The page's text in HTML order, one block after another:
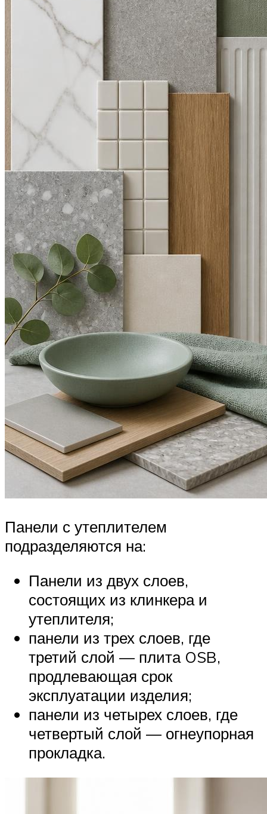
Панели с утеплителем
подразделяются на:
Панели из двух слоев,
состоящих из клинкера и
утеплителя;
панели из трех слоев, где
третий слой — плита OSB,
продлевающая срок
эксплуатации изделия;
панели из четырех слоев, где
четвертый слой — огнеупорная
прокладка.